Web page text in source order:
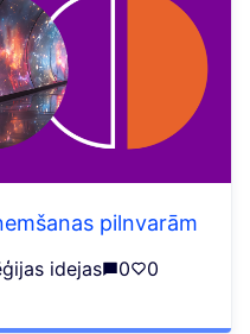
pilnvarām
idejas 0 0